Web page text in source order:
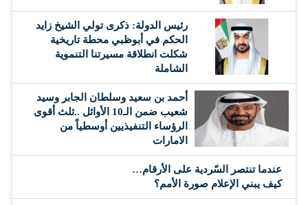
رئيس الدولة: ذكرى تولي الشيخ زايد
الحكم في أبوظبي محطة تاريخية
شكلت انطلاقة مسيرتنا التنموية
الشاملة
أحمد بن سعيد وسلطان الجابر وسيد
شعيب ضمن الـ10 الأوائل ..ثلث أقوى
الرؤساء التنفيذيين أوسطياً من
الامارات
عندما تنتصر السّردية على الأرقام…
كيف يبني الإعلام صورة الأمم؟